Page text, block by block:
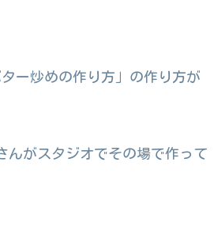
ー炒めの作り方」の作り方が
んがスタジオでその場で作って